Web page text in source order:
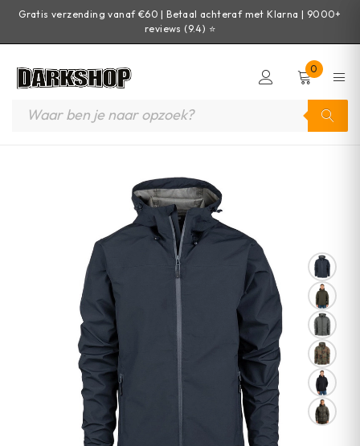
Gratis verzending vanaf €60 | Betaal achteraf met Klarna | 9000+
reviews (9.4) ⭐
0